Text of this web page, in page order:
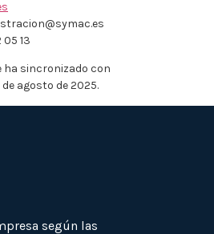
13
ha sincronizado con
de agosto de 2025.
según las